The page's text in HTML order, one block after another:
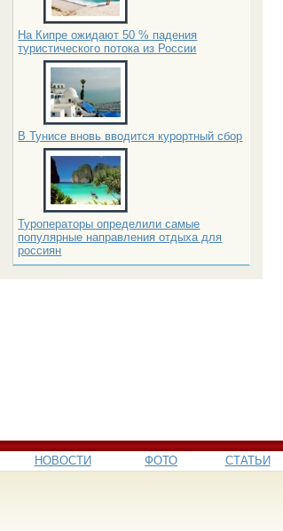
На Кипре ожидают 50 % падения
туристического потока из России
В Тунисе вновь вводится курортный сбор
Туроператоры определили самые
популярные направления отдыха для
россиян
НОВОСТИ ФОТО СТАТЬИ